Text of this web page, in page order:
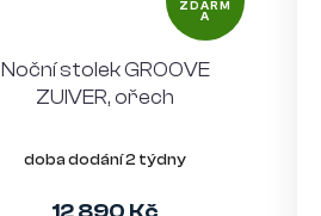
ZDARM
A
Noční stolek GROOVE
ZUIVER, ořech
doba dodání 2 týdny